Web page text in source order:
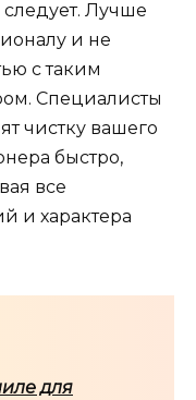
следует. Лучше
и не
с таким
Специалисты
чистку вашего
быстро,
все
и характера
для